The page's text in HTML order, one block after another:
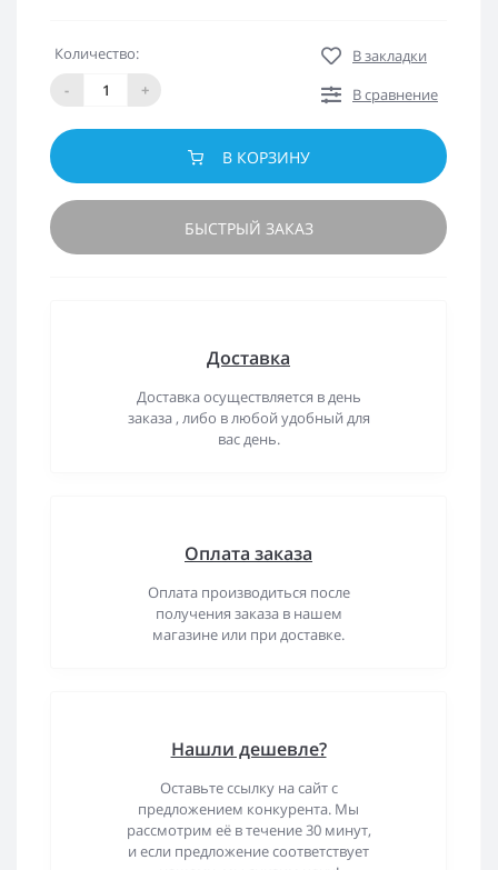
Количество:
-
+
В закладки
В сравнение
В КОРЗИНУ
БЫСТРЫЙ ЗАКАЗ
Доставка
Доставка осуществляется в день
заказа , либо в любой удобный для
вас день.
Оплата заказа
Оплата производиться после
получения заказа в нашем
магазине или при доставке.
Нашли дешевле?
Оставьте ссылку на сайт с
предложением конкурента. Мы
рассмотрим её в течение 30 минут,
и если предложение соответствует